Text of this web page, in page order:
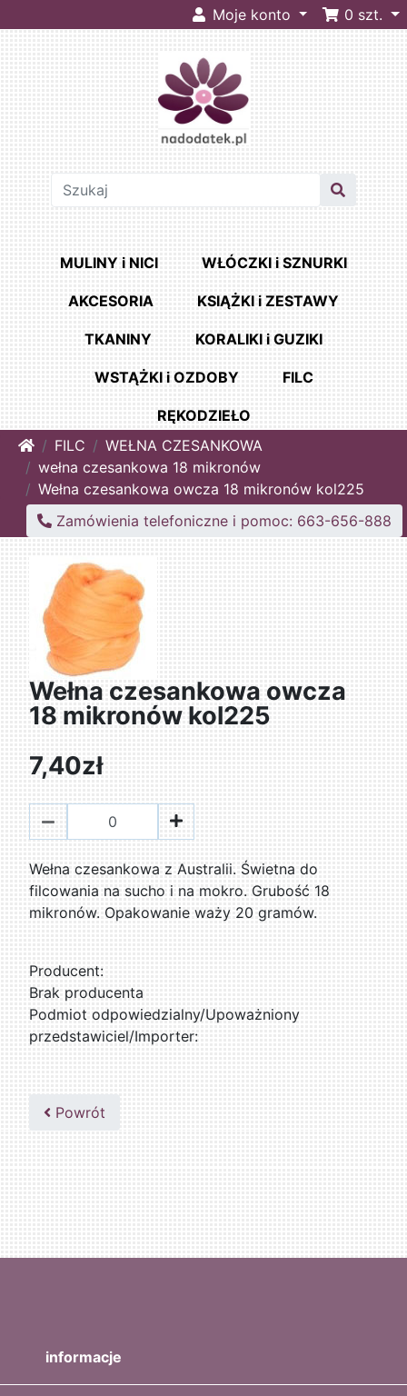
Moje konto 0 szt.
MULINY i NICI WŁÓCZKI i SZNURKI
AKCESORIA KSIĄŻKI i ZESTAWY
TKANINY KORALIKI i GUZIKI
WSTĄŻKI i OZDOBY FILC
RĘKODZIEŁO
Home
FILC
WEŁNA CZESANKOWA
wełna czesankowa 18 mikronów
Wełna czesankowa owcza 18 mikronów kol225
Zamówienia telefoniczne i pomoc: 663-656-888
Wełna czesankowa owcza
18 mikronów kol225
7,40zł
Wełna czesankowa z Australii. Świetna do
filcowania na sucho i na mokro. Grubość 18
mikronów. Opakowanie waży 20 gramów.
Producent:
Brak producenta
Podmiot odpowiedzialny/Upoważniony
przedstawiciel/Importer:
Powrót
informacje